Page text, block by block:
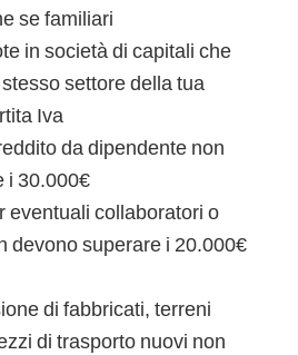
se familiari
in società di capitali che
settore della tua
Iva
da dipendente non
i 30.000€
eventuali collaboratori o
devono superare i 20.000€
di fabbricati, terreni
di trasporto nuovi non